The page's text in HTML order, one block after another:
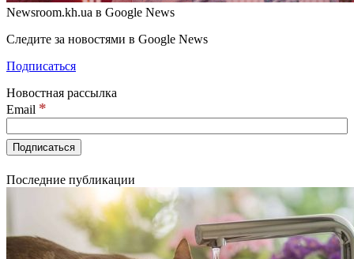
Newsroom.kh.ua в Google News
Следите за новостями в Google News
Подписаться
Новостная рассылка
Email *
Последние публикации